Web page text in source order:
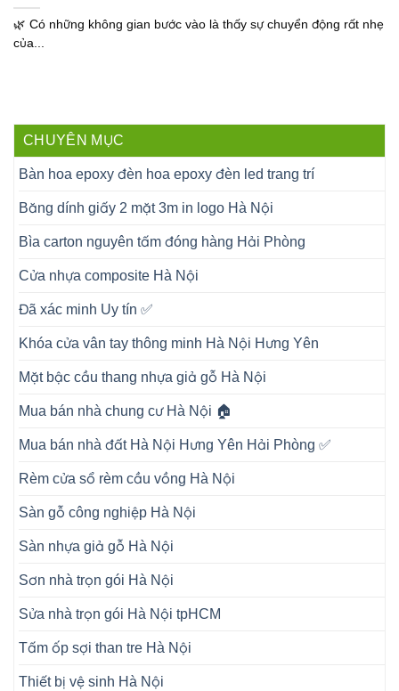
🌿 Có những không gian bước vào là thấy sự chuyển động rất nhẹ
của...
CHUYÊN MỤC
Bàn hoa epoxy đèn hoa epoxy đèn led trang trí
Băng dính giấy 2 mặt 3m in logo Hà Nội
Bìa carton nguyên tấm đóng hàng Hải Phòng
Cửa nhựa composite Hà Nội
Đã xác minh Uy tín ✅
Khóa cửa vân tay thông minh Hà Nội Hưng Yên
Mặt bậc cầu thang nhựa giả gỗ Hà Nội
Mua bán nhà chung cư Hà Nội 🏠
Mua bán nhà đất Hà Nội Hưng Yên Hải Phòng ✅
Rèm cửa sổ rèm cầu vồng Hà Nội
Sàn gỗ công nghiệp Hà Nội
Sàn nhựa giả gỗ Hà Nội
Sơn nhà trọn gói Hà Nội
Sửa nhà trọn gói Hà Nội tpHCM
Tấm ốp sợi than tre Hà Nội
Thiết bị vệ sinh Hà Nội